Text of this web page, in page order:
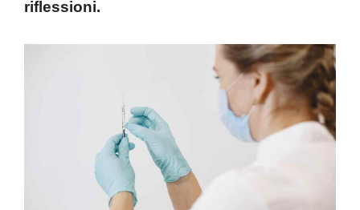
riflessioni.